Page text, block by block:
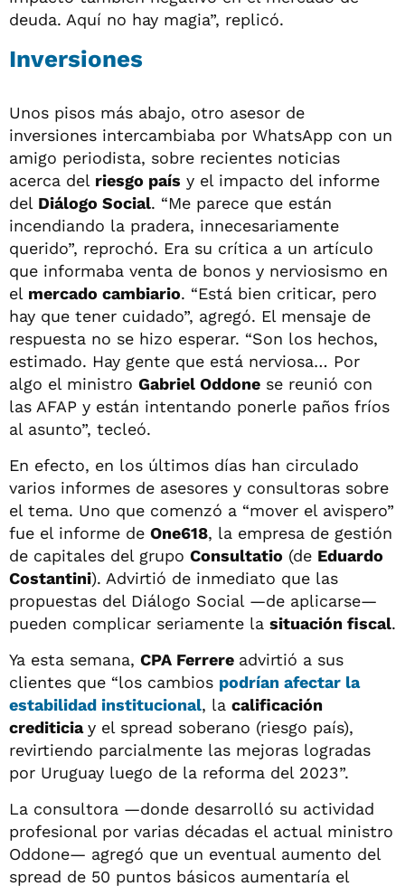
deuda. Aquí no hay magia”, replicó.
Inversiones
Unos pisos más abajo, otro asesor de
inversiones intercambiaba por WhatsApp con un
amigo periodista, sobre recientes noticias
acerca del riesgo país y el impacto del informe
del Diálogo Social. “Me parece que están
incendiando la pradera, innecesariamente
querido”, reprochó. Era su crítica a un artículo
que informaba venta de bonos y nerviosismo en
el mercado cambiario. “Está bien criticar, pero
hay que tener cuidado”, agregó. El mensaje de
respuesta no se hizo esperar. “Son los hechos,
estimado. Hay gente que está nerviosa… Por
algo el ministro Gabriel Oddone se reunió con
las AFAP y están intentando ponerle paños fríos
al asunto”, tecleó.
En efecto, en los últimos días han circulado
varios informes de asesores y consultoras sobre
el tema. Uno que comenzó a “mover el avispero”
fue el informe de One618, la empresa de gestión
de capitales del grupo Consultatio (de Eduardo
Costantini). Advirtió de inmediato que las
propuestas del Diálogo Social —de aplicarse—
pueden complicar seriamente la situación fiscal.
Ya esta semana, CPA Ferrere advirtió a sus
clientes que “los cambios podrían afectar la
estabilidad institucional, la calificación
crediticiay el spread soberano (riesgo país),
revirtiendo parcialmente las mejoras logradas
por Uruguay luego de la reforma del 2023”.
La consultora —donde desarrolló su actividad
profesional por varias décadas el actual ministro
Oddone— agregó que un eventual aumento del
spread de 50 puntos básicos aumentaría el